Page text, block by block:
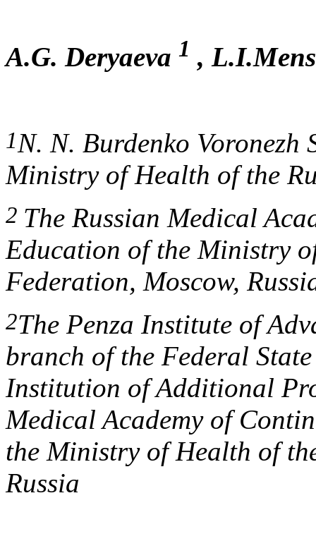
A.G. Deryaeva 1 ,
1N. N. Burdenko
Ministry of Health of the
2 The Russian Medical
Education of the Ministry
Federation, Moscow,
2The Penza Institute of
branch of the Federal
Institution of Additional
Medical Academy of
the Ministry of Health of
Russia